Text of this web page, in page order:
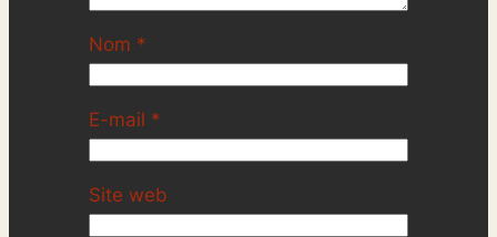
Nom *
E-mail *
Site web